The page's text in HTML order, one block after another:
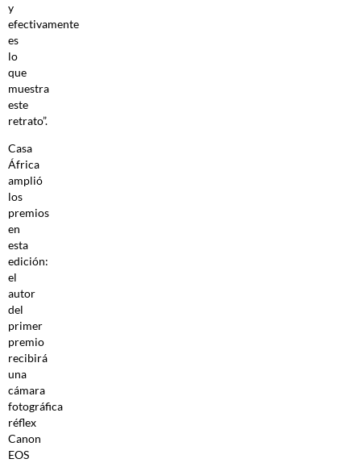
y
efectivamente
es
lo
que
muestra
este
retrato”.
Casa
África
amplió
los
premios
en
esta
edición:
el
autor
del
primer
premio
recibirá
una
cámara
fotográfica
réflex
Canon
EOS